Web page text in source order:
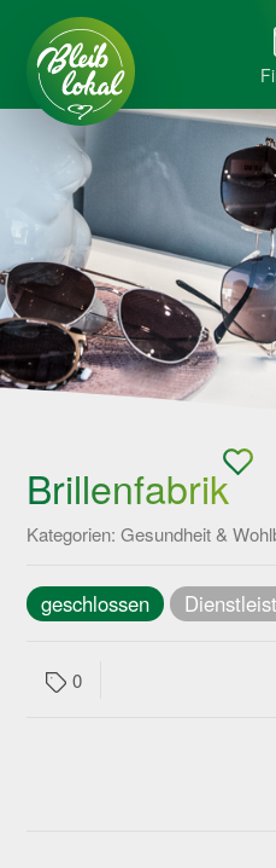
Brillenfabrik
Kategorien: Gesundheit &
0
geschlossen